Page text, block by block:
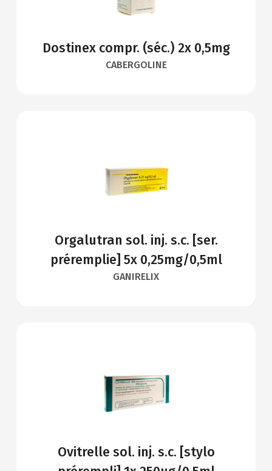
Dostinex compr. (séc.) 2x 0,5mg
CABERGOLINE
Orgalutran sol. inj. s.c. [ser.
préremplie] 5x 0,25mg/0,5ml
GANIRELIX
Ovitrelle sol. inj. s.c. [stylo